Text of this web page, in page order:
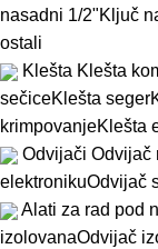
nasadni 1/2"Ključ
ostali
Klešta Klešta
sečiceKlešta seger
krimpovanjeKlešta
Odvijači Odvijač
elektronikuOdvijač
Alati za rad pod
izolovanaOdvijač